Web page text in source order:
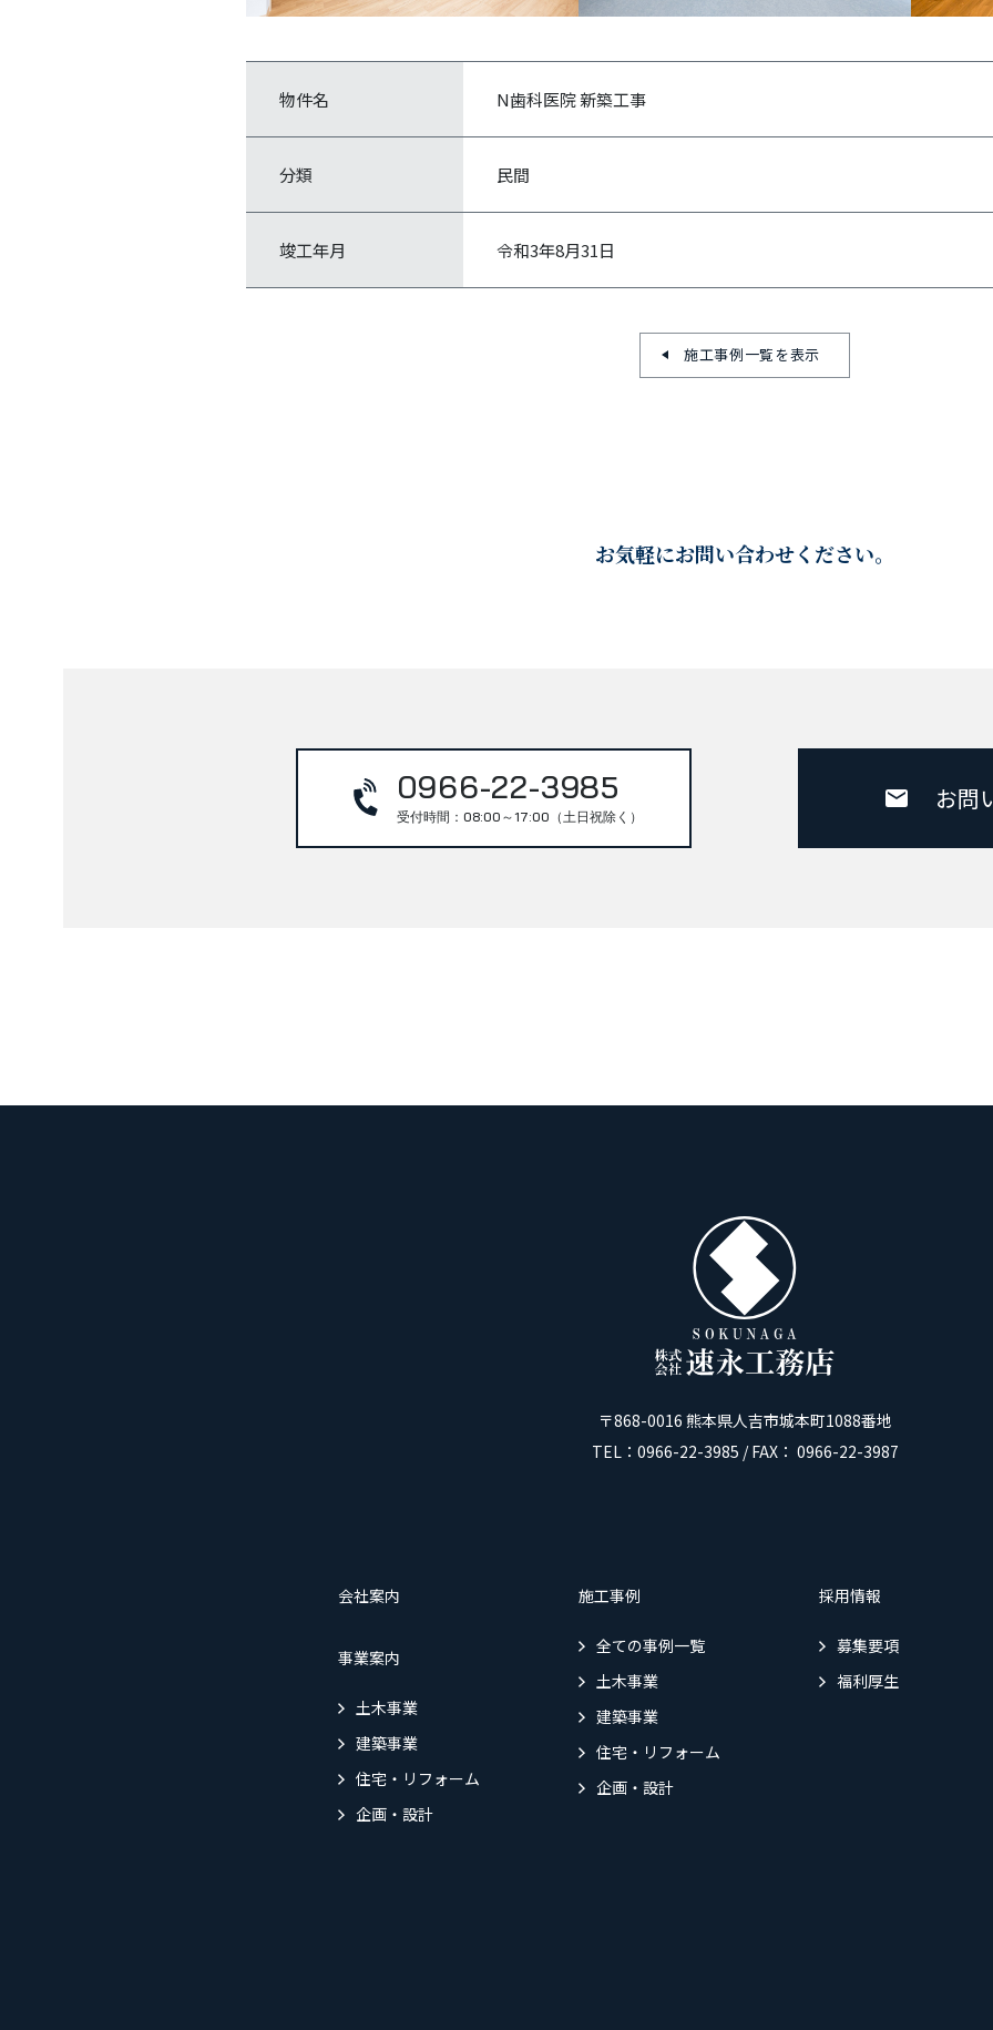
物件名 N歯科医院 新築工事
分類 民間
竣工年月 令和3年8月31日
施工事例一覧を表示
お気軽にお問い合わせください。
0966-22-3985
受付時間：08:00～17:00（土日祝除く）
お問
〒868-0016 熊本県人吉市城本町1088番地
TEL：0966-22-3985 / FAX： 0966-22-3987
会社案内
事業案内
土木事業
建築事業
住宅・リフォーム
企画・設計
施工事例
全ての事例一覧
土木事業
建築事業
住宅・リフォーム
企画・設計
採用情報
募集要項
福利厚生